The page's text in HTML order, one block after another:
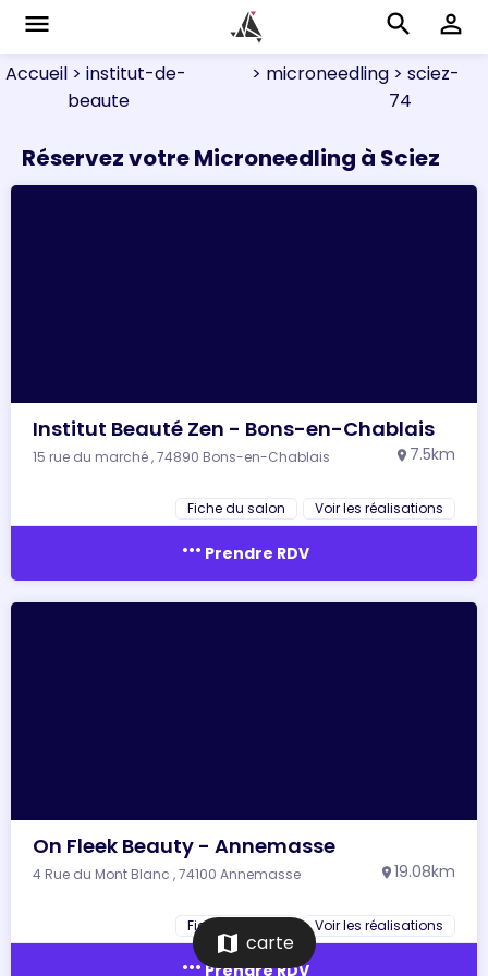
menu search perm_identity
Accueil > institut-de-
beaute
> microneedling > sciez-
74
Réservez votre Microneedling à Sciez
Institut Beauté Zen - Bons-en-Chablais
15 rue du marché , 74890 Bons-en-Chablais location_on 7.5km
Fiche du salon Voir les réalisations
more_horiz Prendre RDV
On Fleek Beauty - Annemasse
4 Rue du Mont Blanc , 74100 Annemasse location_on 19.08km
Fiche du salon Voir les réalisations
more_horizPrendre RDV
map carte